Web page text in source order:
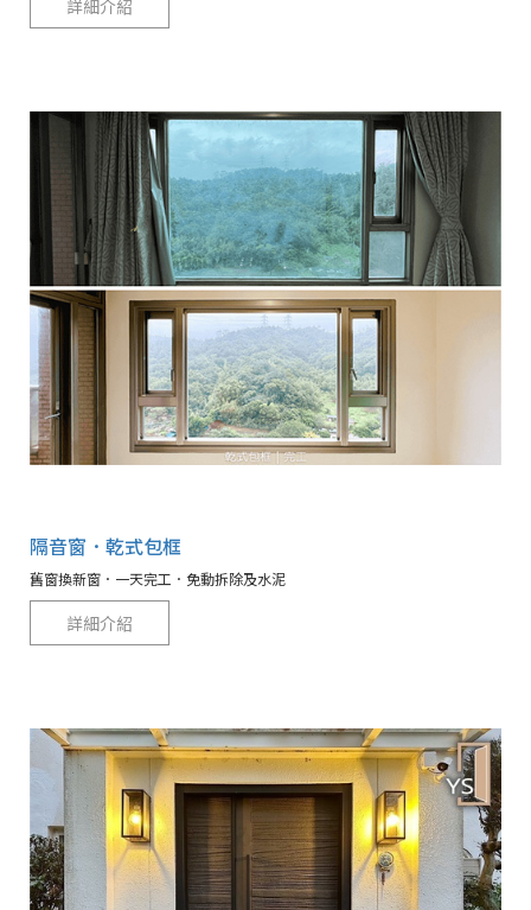
詳細介紹
隔音窗．乾式包框
舊窗換新窗．一天完工．免動拆除及水泥
詳細介紹